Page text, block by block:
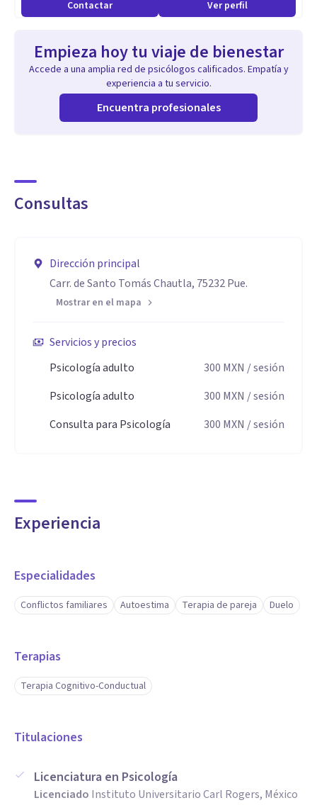
Contactar Ver perfil
Empieza hoy tu viaje de bienestar
Accede a una amplia red de psicólogos calificados. Empatía y
experiencia a tu servicio.
Encuentra profesionales
Consultas
Dirección principal
Carr. de Santo Tomás Chautla, 75232 Pue.
Mostrar en el mapa
Servicios y precios
Psicología adulto
300 MXN / sesión
Psicología adulto
300 MXN / sesión
Consulta para Psicología
300 MXN / sesión
Experiencia
Especialidades
Conflictos familiares Autoestima Terapia de pareja Duelo
Terapias
Terapia Cognitivo-Conductual
Titulaciones
Licenciatura en Psicología
Licenciado Instituto Universitario Carl Rogers, México